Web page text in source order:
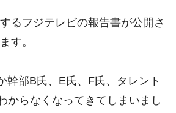
るフジテレビの報告書が公開さ
す。
幹部B氏、E氏、F氏、タレント
からなくなってきてしまいまし